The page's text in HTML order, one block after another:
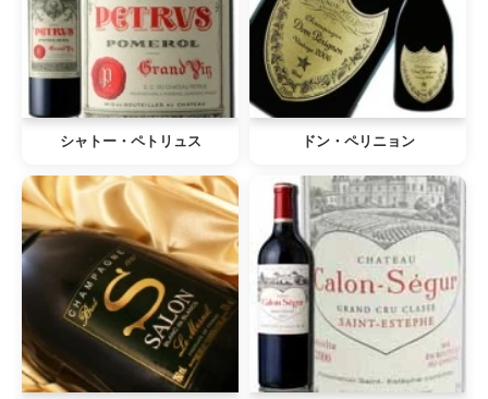
シャトー・ペトリュス ドン・ペリニョン